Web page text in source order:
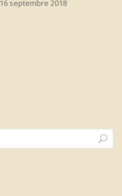
16 septembre 2018